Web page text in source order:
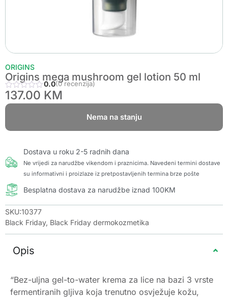
ORIGINS
Origins mega mushroom gel lotion 50 ml
0.0(0 recenzija)
137.00 KM
Nema na stanju
Dostava u roku 2-5 radnih dana
Ne vrijedi za narudžbe vikendom i praznicima. Navedeni termini dostave
su informativni i proizlaze iz pretpostavljenih termina brze pošte
Besplatna dostava za narudžbe iznad 100KM
SKU:10377
Black Friday, Black Friday dermokozmetika
Opis
“Bez-uljna gel-to-water krema za lice na bazi 3 vrste
fermentiranih gljiva koja trenutno osvježuje kožu,